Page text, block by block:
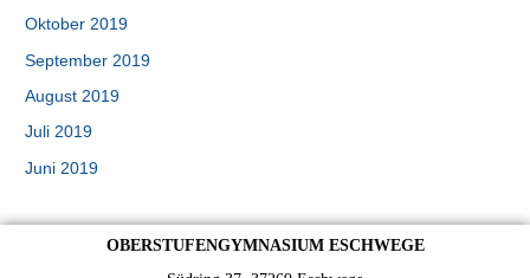
Oktober 2019
September 2019
August 2019
Juli 2019
Juni 2019
OBERSTUFENGYMNASIUM ESCHWEGE